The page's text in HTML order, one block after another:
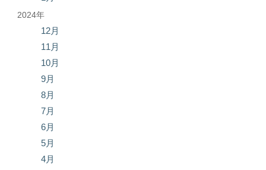
2024年
12月
11月
10月
9月
8月
7月
6月
5月
4月